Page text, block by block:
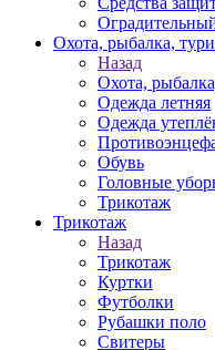
Охота, рыбалка,
Назад
Охота,
Одежда летняя
Одежда
Обувь
Головные
Трикотаж
Трикотаж
Назад
Трикотаж
Куртки
Футболки
Рубашки поло
Свитеры